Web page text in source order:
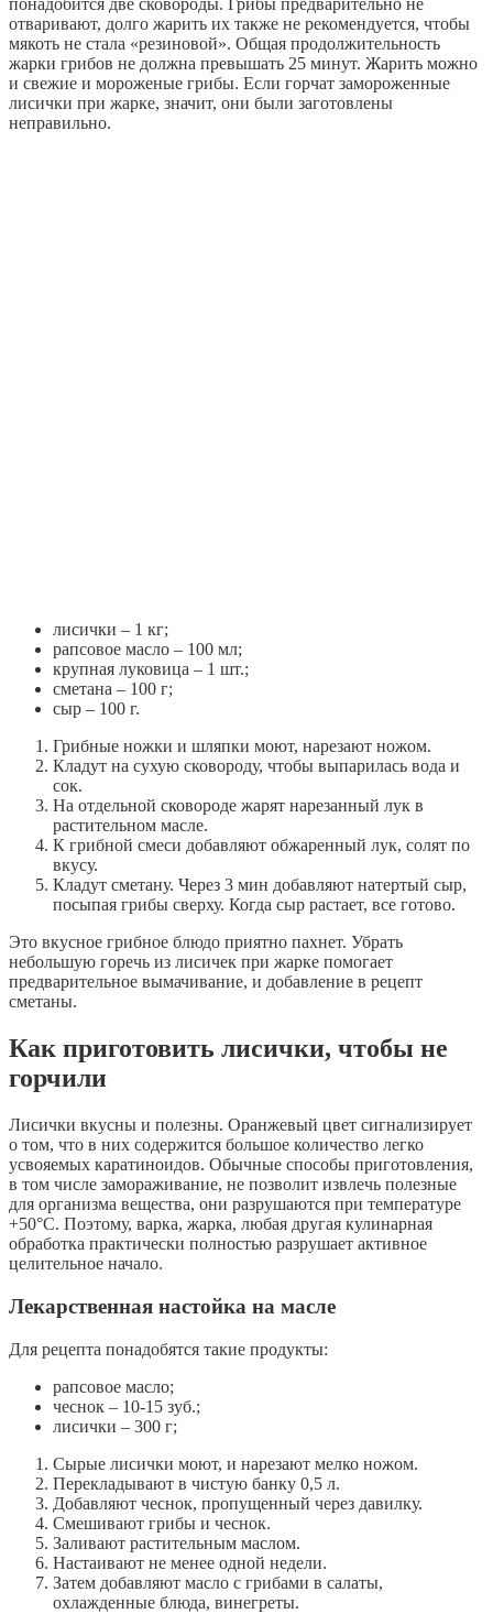
понадобится две сковороды. Грибы предварительно не
отваривают, долго жарить их также не рекомендуется, чтобы
мякоть не стала «резиновой». Общая продолжительность
жарки грибов не должна превышать 25 минут. Жарить можно
и свежие и мороженые грибы. Если горчат замороженные
лисички при жарке, значит, они были заготовлены
неправильно.
лисички – 1 кг;
рапсовое масло – 100 мл;
крупная луковица – 1 шт.;
сметана – 100 г;
сыр – 100 г.
Грибные ножки и шляпки моют, нарезают ножом.
Кладут на сухую сковороду, чтобы выпарилась вода и
сок.
На отдельной сковороде жарят нарезанный лук в
растительном масле.
К грибной смеси добавляют обжаренный лук, солят по
вкусу.
Кладут сметану. Через 3 мин добавляют натертый сыр,
посыпая грибы сверху. Когда сыр растает, все готово.
Это вкусное грибное блюдо приятно пахнет. Убрать
небольшую горечь из лисичек при жарке помогает
предварительное вымачивание, и добавление в рецепт
сметаны.
Как приготовить лисички, чтобы не
горчили
Лисички вкусны и полезны. Оранжевый цвет сигнализирует
о том, что в них содержится большое количество легко
усвояемых каратиноидов. Обычные способы приготовления,
в том числе замораживание, не позволит извлечь полезные
для организма вещества, они разрушаются при температуре
+50°C. Поэтому, варка, жарка, любая другая кулинарная
обработка практически полностью разрушает активное
целительное начало.
Лекарственная настойка на масле
Для рецепта понадобятся такие продукты:
рапсовое масло;
чеснок – 10-15 зуб.;
лисички – 300 г;
Сырые лисички моют, и нарезают мелко ножом.
Перекладывают в чистую банку 0,5 л.
Добавляют чеснок, пропущенный через давилку.
Смешивают грибы и чеснок.
Заливают растительным маслом.
Настаивают не менее одной недели.
Затем добавляют масло с грибами в салаты,
охлажденные блюда, винегреты.